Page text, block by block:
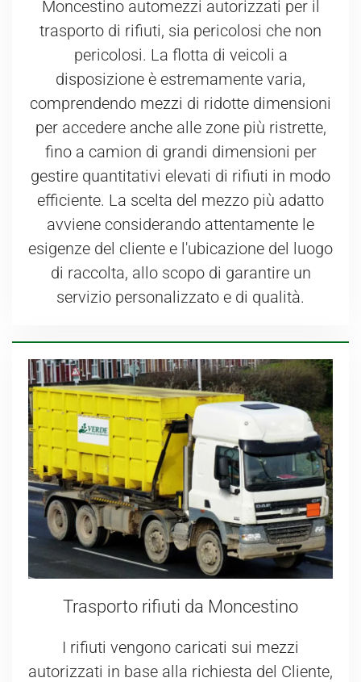
Moncestino automezzi autorizzati per il
trasporto di rifiuti, sia pericolosi che non
pericolosi. La flotta di veicoli a
disposizione è estremamente varia,
comprendendo mezzi di ridotte dimensioni
per accedere anche alle zone più ristrette,
fino a camion di grandi dimensioni per
gestire quantitativi elevati di rifiuti in modo
efficiente. La scelta del mezzo più adatto
avviene considerando attentamente le
esigenze del cliente e l'ubicazione del luogo
di raccolta, allo scopo di garantire un
servizio personalizzato e di qualità.
Trasporto rifiuti da Moncestino
I rifiuti vengono caricati sui mezzi
autorizzati in base alla richiesta del Cliente,